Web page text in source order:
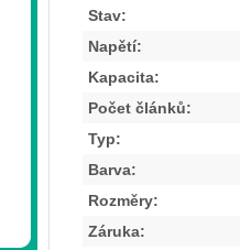
Stav:
Napětí:
Kapacita:
Počet článků:
Typ:
Barva:
Rozměry:
Záruka: